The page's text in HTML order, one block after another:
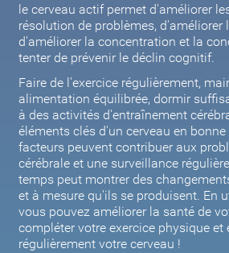
le cerveau actif permet d'améliorer
résolution de problèmes, d'améliorer
d'améliorer la concentration et la
tenter de prévenir le déclin cognitif.
Faire de l'exercice régulièrement,
alimentation équilibrée, dormir
à des activités d'entraînement
éléments clés d'un cerveau en
facteurs peuvent contribuer aux
cérébrale et une surveillance
temps peut montrer des
et à mesure qu'ils se produisent. En
vous pouvez améliorer la santé de
compléter votre exercice physique et
régulièrement votre cerveau !